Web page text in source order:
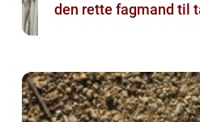
den rette fagmand til